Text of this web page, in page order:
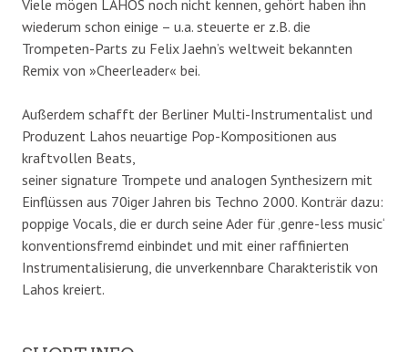
Viele mögen LAHOS noch nicht kennen, gehört haben ihn
wiederum schon einige – u.a. steuerte er z.B. die
Trompeten-Parts zu Felix Jaehn’s weltweit bekannten
Remix von »Cheerleader« bei.
Außerdem schafft der Berliner Multi-Instrumentalist und
Produzent Lahos neuartige Pop-Kompositionen aus
kraftvollen Beats,
seiner signature Trompete und analogen Synthesizern mit
Einflüssen aus 70iger Jahren bis Techno 2000. Konträr dazu:
poppige Vocals, die er durch seine Ader für ‚genre-less music‘
konventionsfremd einbindet und mit einer raffinierten
Instrumentalisierung, die unverkennbare Charakteristik von
Lahos kreiert.